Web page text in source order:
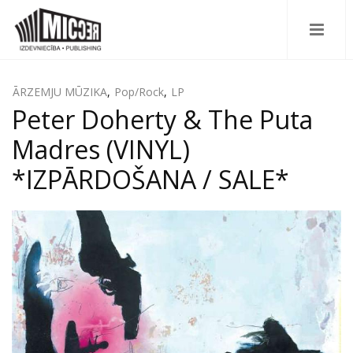
ĀRZEMJU MŪZIKA, Pop/Rock, LP
Peter Doherty & The Puta
Madres (VINYL)
*IZPĀRDOŠANA / SALE*